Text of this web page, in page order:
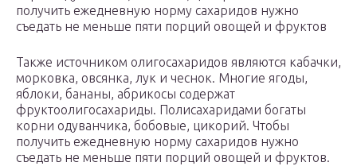
получить ежедневную норму сахаридов нужно
съедать не меньше пяти порций овощей и фруктов
Также источником олигосахаридов являются кабачки,
морковка, овсянка, лук и чеснок. Многие ягоды,
яблоки, бананы, абрикосы содержат
фруктоолигосахариды. Полисахаридами богаты
корни одуванчика, бобовые, цикорий. Чтобы
получить ежедневную норму сахаридов нужно
съедать не меньше пяти порций овощей и фруктов.